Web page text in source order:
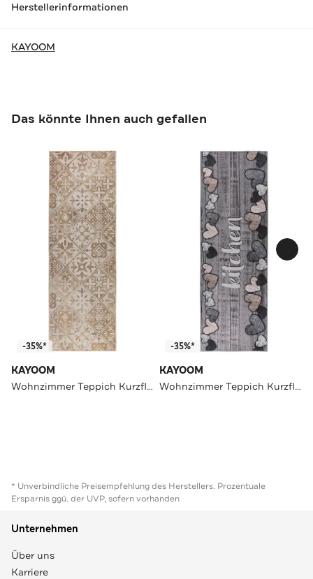
Herstellerinformationen
KAYOOM
Das könnte Ihnen auch gefallen
-35%*
KAYOOM
Wohnzimmer Teppich Kurzflorteppich Pyron 725 60 x 180 cm in beige
-35%*
KAYOOM
Wohnzimmer Teppich Kurzflorteppich Pyron 525 60 x 180 cm in grau
* Unverbindliche Preisempfehlung des Herstellers. Prozentuale
Ersparnis ggü. der UVP, sofern vorhanden
Unternehmen
Über uns
Karriere